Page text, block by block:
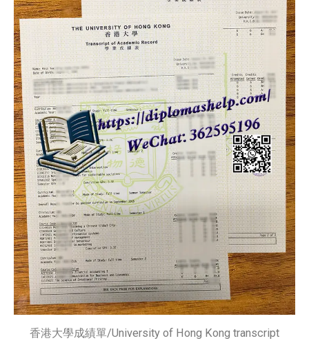
香港大學成績單/University of Hong Kong transcript